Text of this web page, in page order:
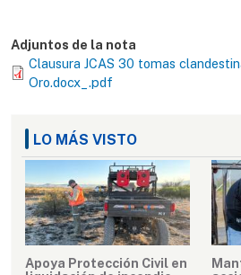
Adjuntos de la nota
Clausura JCAS 30 tomas
Oro.docx_.pdf
LO MÁS VISTO
Apoya Protección Civil en